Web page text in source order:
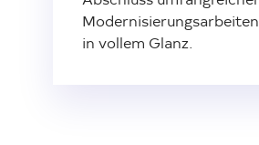
in vollem Glanz.